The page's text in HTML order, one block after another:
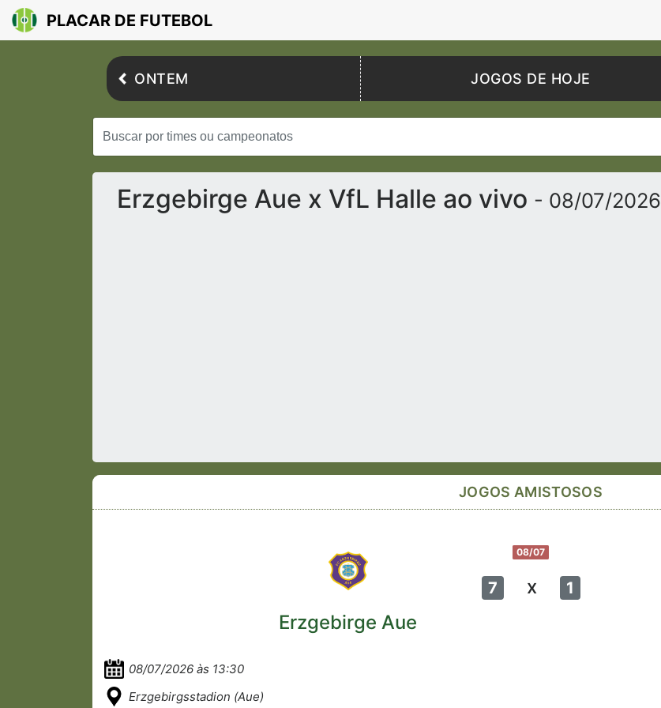
PLACAR DE FUTEBOL
ONTEM JOGOS DE HOJE
Erzgebirge Aue x VfL Halle ao vivo - 08/07/2026
JOGOS AMISTOSOS
08/07
7 x 1
Erzgebirge Aue
08/07/2026 às 13:30
Erzgebirgsstadion (Aue)